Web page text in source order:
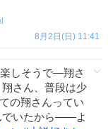
8月2日(日) 11:41
しそうで—翔さ
さん、普段は少
の翔さんってい
でいたから——よ